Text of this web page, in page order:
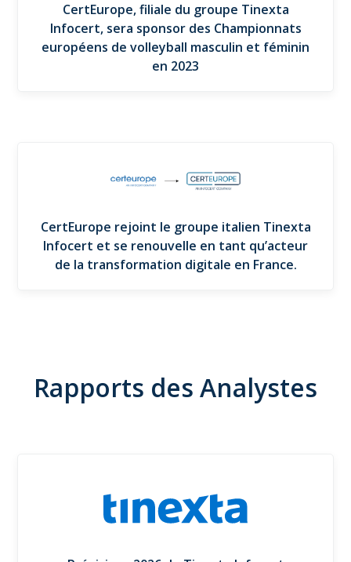
CertEurope, filiale du groupe Tinexta
Infocert, sera sponsor des Championnats
européens de volleyball masculin et féminin
en 2023
CertEurope rejoint le groupe italien Tinexta
Infocert et se renouvelle en tant qu’acteur
de la transformation digitale en France.
Rapports des Analystes